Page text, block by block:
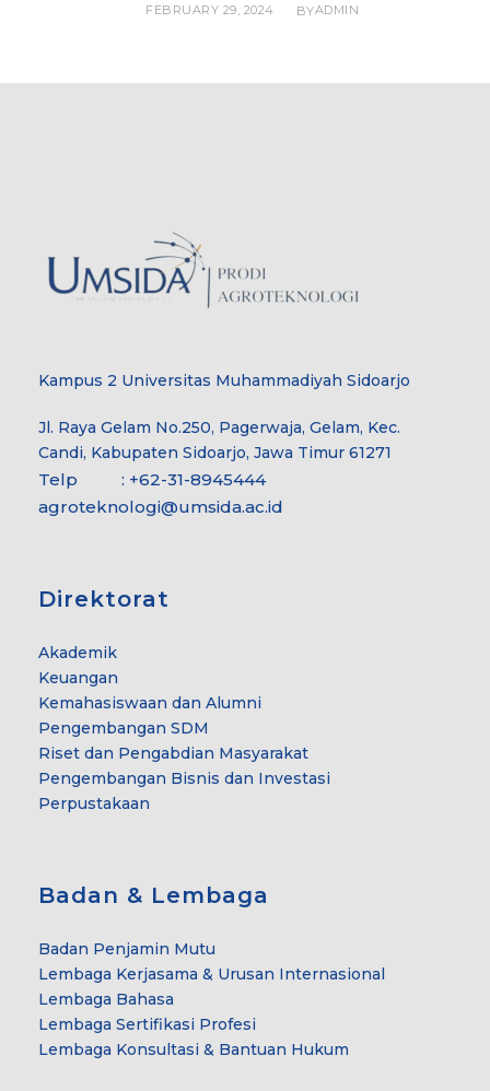
FEBRUARY 29, 2024 BYADMIN
Kampus 2 Universitas Muhammadiyah Sidoarjo
Jl. Raya Gelam No.250, Pagerwaja, Gelam, Kec.
Candi, Kabupaten Sidoarjo, Jawa Timur 61271
Telp : +62-31-8945444
agroteknologi@umsida.ac.id
Direktorat
Akademik
Keuangan
Kemahasiswaan dan Alumni
Pengembangan SDM
Riset dan Pengabdian Masyarakat
Pengembangan Bisnis dan Investasi
Perpustakaan
Badan & Lembaga
Badan Penjamin Mutu
Lembaga Kerjasama & Urusan Internasional
Lembaga Bahasa
Lembaga Sertifikasi Profesi
Lembaga Konsultasi & Bantuan Hukum